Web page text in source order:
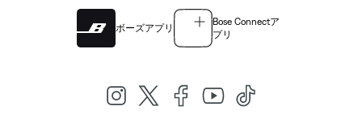
ボーズアプリ
Bose Connectア
プリ